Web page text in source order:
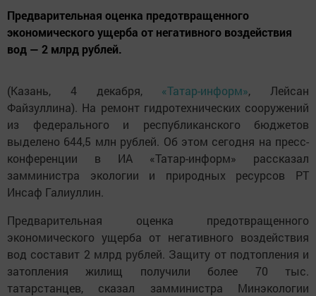
Предварительная оценка предотвращенного
экономического ущерба от негативного воздействия
вод — 2 млрд рублей.
(Казань, 4 декабря, «Татар-информ», Лейсан
Файзуллина). На ремонт гидротехнических сооружений
из федерального и республиканского бюджетов
выделено 644,5 млн рублей. Об этом сегодня на пресс-
конференции в ИА «Татар-информ» рассказал
замминистра экологии и природных ресурсов РТ
Инсаф Галиуллин.
Предварительная оценка предотвращенного
экономического ущерба от негативного воздействия
вод составит 2 млрд рублей. Защиту от подтопления и
затопления жилищ получили более 70 тыс.
татарстанцев, сказал замминистра Минэкологии